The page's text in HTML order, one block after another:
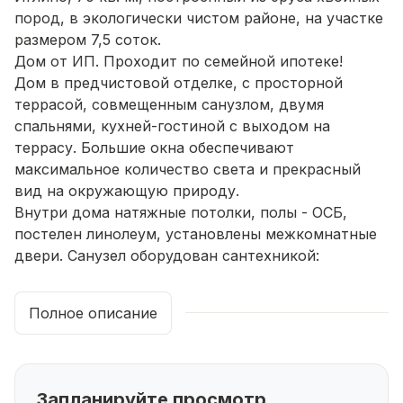
пород, в экологически чистом районе, на участке
размером 7,5 соток.
Дом от ИП. Проходит по семейной ипотеке!
Дом в предчистовой отделке, с просторной
террасой, совмещенным санузлом, двумя
спальнями, кухней-гостиной с выходом на
террасу. Большие окна обеспечивают
максимальное количество света и прекрасный
вид на окружающую природу.
Внутри дома натяжные потолки, полы - ОСБ,
постелен линолеум, установлены межкомнатные
двери. Санузел оборудован сантехникой:
комфортной температуры в доме установлен
современный электрокотел.
для отдыха и сна, а кухня-студия станет
Полное описание